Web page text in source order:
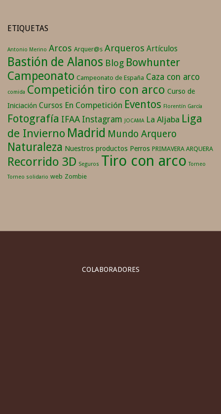
ETIQUETAS
Antonio Merino Arcos Arquer@s Arqueros Artículos
Bastión de Alanos Blog Bowhunter
Campeonato Campeonato de España Caza con arco
comida Competición tiro con arco Curso de
Iniciación Cursos En Competición Eventos Florentín García
Fotografía IFAA Instagram JOCAMA La Aljaba Liga
de Invierno Madrid Mundo Arquero
Naturaleza Nuestros productos Perros PRIMAVERA ARQUERA
Recorrido 3D Seguros Tiro con arco Torneo
Torneo solidario web Zombie
COLABORADORES